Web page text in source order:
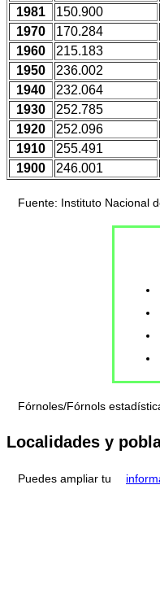
1981
150.900
1970
170.284
1960
215.183
1950
236.002
1940
232.064
1930
252.785
1920
252.096
1910
255.491
1900
246.001
Fuente: Instituto Nacional
Fórnoles/Fórnols
Localidades y
Puedes ampliar tu